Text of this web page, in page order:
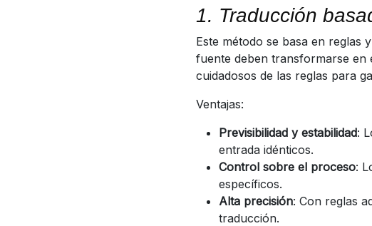
1. Traducción
Este método se basa en reglas
fuente deben transformarse en
cuidadosos de las reglas para
Ventajas:
Previsibilidad y estabilidad:
entrada idénticos.
Control sobre el proceso:
específicos.
Alta precisión: Con reglas
traducción.